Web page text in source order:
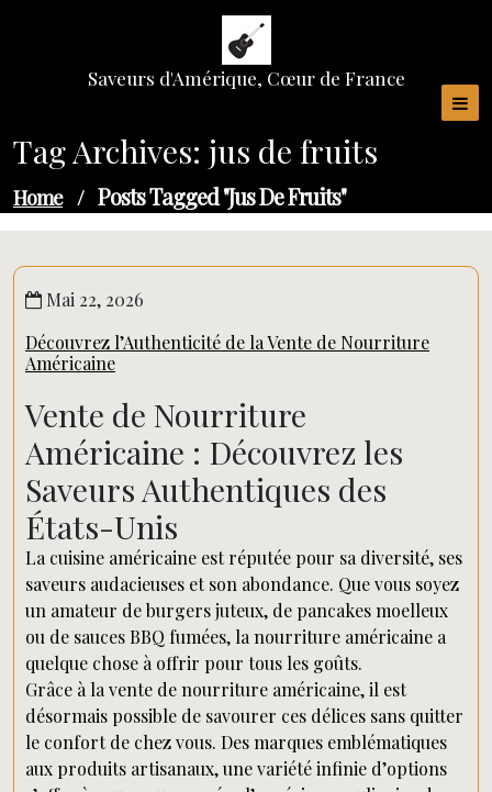
Saveurs d'Amérique, Cœur de France
Tag Archives: jus de fruits
Home / Posts Tagged "jus De Fruits"
Mai 22, 2026
Découvrez l’Authenticité de la Vente de Nourriture
Américaine
Vente de Nourriture
Américaine : Découvrez les
Saveurs Authentiques des
États-Unis
La cuisine américaine est réputée pour sa diversité, ses
saveurs audacieuses et son abondance. Que vous soyez
un amateur de burgers juteux, de pancakes moelleux
ou de sauces BBQ fumées, la nourriture américaine a
quelque chose à offrir pour tous les goûts.
Grâce à la vente de nourriture américaine, il est
désormais possible de savourer ces délices sans quitter
le confort de chez vous. Des marques emblématiques
aux produits artisanaux, une variété infinie d’options